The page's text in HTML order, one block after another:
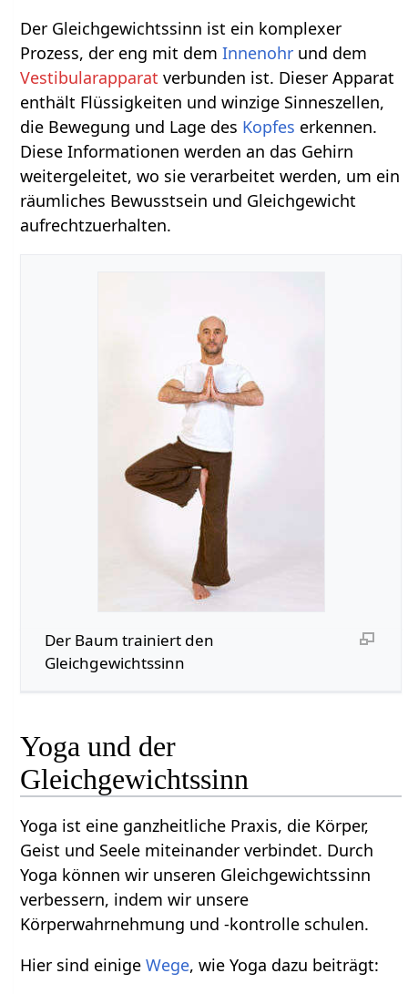
Der Gleichgewichtssinn ist ein komplexer
Prozess, der eng mit demInnenohr und dem
Vestibularapparat verbunden ist. Dieser Apparat
enthält Flüssigkeiten und winzige Sinneszellen,
die Bewegung und Lage des Kopfes erkennen.
Diese Informationen werden an das Gehirn
weitergeleitet, wo sie verarbeitet werden, um ein
räumliches Bewusstsein und Gleichgewicht
aufrechtzuerhalten.
Der Baum trainiert den
Gleichgewichtssinn
Yoga und der
Gleichgewichtssinn
Yoga ist eine ganzheitliche Praxis, die Körper,
Geist und Seele miteinander verbindet. Durch
Yoga können wir unseren Gleichgewichtssinn
verbessern, indem wir unsere
Körperwahrnehmung und -kontrolle schulen.
Hier sind einigeWege, wie Yoga dazu beiträgt: